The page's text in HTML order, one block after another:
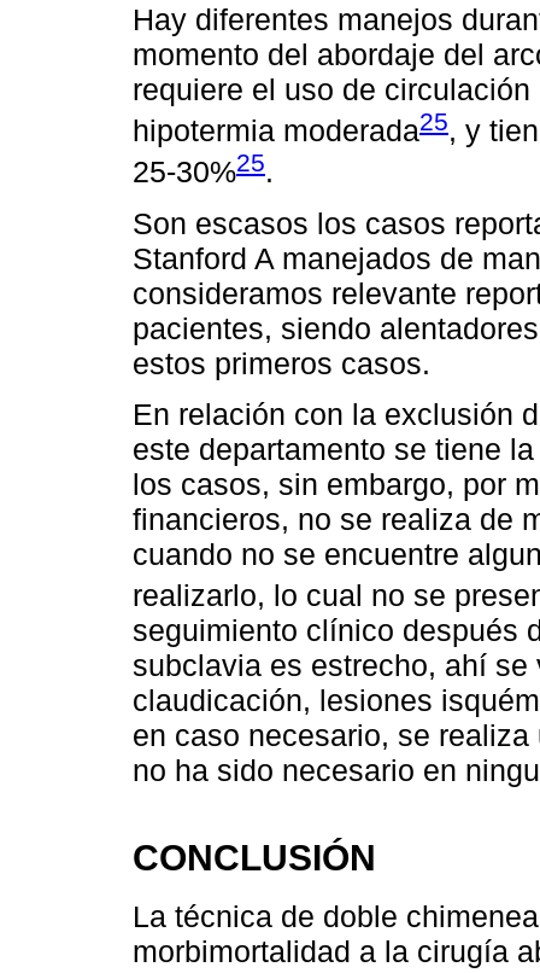
Hay diferentes manejos
momento del abordaje del
requiere el uso de
hipotermia moderada25, y
25-30%25.
Son escasos los casos
Stanford A manejados de
consideramos relevante
pacientes, siendo
estos primeros casos.
En relación con la exclusión
este departamento se tiene
los casos, sin embargo, por
financieros, no se realiza de
cuando no se encuentre
realizarlo, lo cual no se
seguimiento clínico después
subclavia es estrecho, ahí
claudicación, lesiones
en caso necesario, se
no ha sido necesario en
CONCLUSIÓN
La técnica de doble
morbimortalidad a la cirugía